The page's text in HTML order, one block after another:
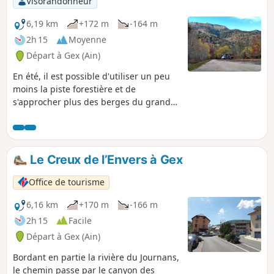
6,19 km
+172 m
-164 m
2h 15
Moyenne
Départ à Gex (Ain)
En été, il est possible d'utiliser un peu
moins la piste forestière et de
s'approcher plus des berges du grand
arbres.
Le Creux de l’Envers à Gex
Office de tourisme
6,16 km
+170 m
-166 m
2h 15
Facile
Départ à Gex (Ain)
Bordant en partie la rivière du Journans,
le chemin passe par le canyon des